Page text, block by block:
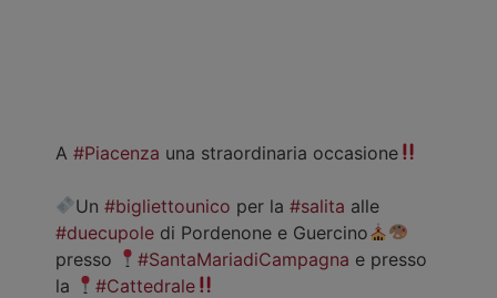
A #Piacenza una straordinaria occasione
Un#bigliettounico per la#salita alle
#duecupole di Pordenone e Guercino
presso
#SantaMariadiCampagna e presso
la
#Cattedrale